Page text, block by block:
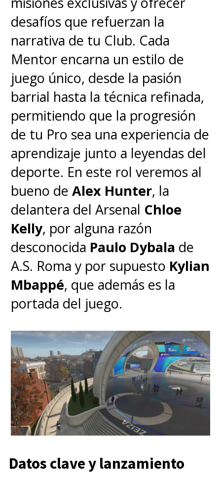
desafíos que refuerzan la
narrativa de tu Club. Cada
Mentor encarna un estilo de
juego único, desde la pasión
barrial hasta la técnica refinada,
permitiendo que la progresión
de tu Pro sea una experiencia de
aprendizaje junto a leyendas del
deporte. En este rol veremos al
bueno deAlex Hunter, la
delantera del Arsenal Chloe
Kelly, por alguna razón
desconocida Paulo Dybala de
A.S. Roma y por supuesto Kylian
Mbappé, que además es la
portada del juego.
Datos clave y lanzamiento